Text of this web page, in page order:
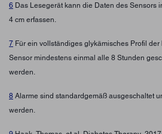
6 Das Lesegerät kann die Daten des Sensors
4 cm erfassen.
7 Für ein vollständiges glykämisches Profil
Sensor mindestens einmal alle 8 Stunden
werden.
8 Alarme sind standardgemäß ausgeschaltet
werden.